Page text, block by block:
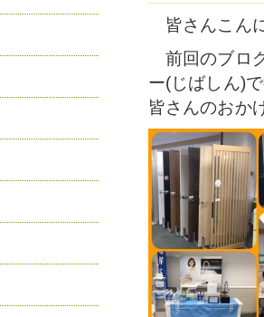
皆さんこん
前回のブロ
ー(じばしん)
皆さんのおか